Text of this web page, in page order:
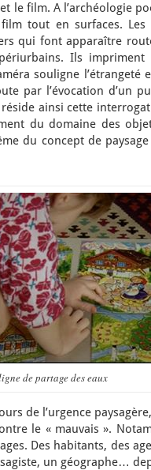
le film. A l’archéologie
tout en surfaces.
qui font apparaître
Ils
souligne l’étrangeté
par l’évocation d’un
ainsi cette
du domaine des
du concept de
de partage des eaux
de l’urgence
le « mauvais ».
Des habitants, des
un géographe…